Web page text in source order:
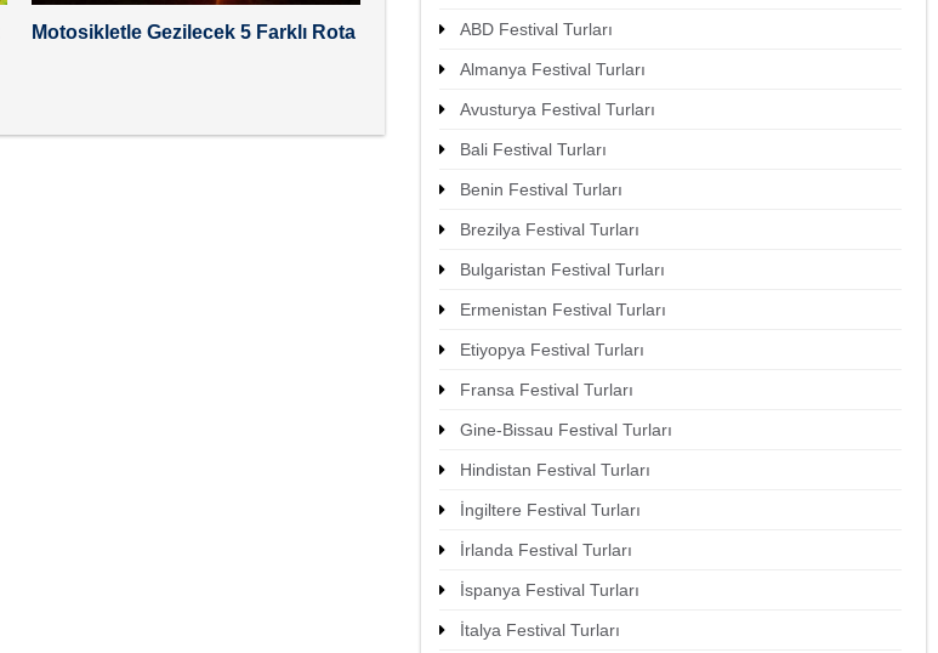
Motosikletle Gezilecek 5 Farklı Rota
Kıbrıs’a Gitmeden Önce Bilmeniz
ABD Festival Turları
Almanya Festival Turları
Avusturya Festival Turları
Bali Festival Turları
Benin Festival Turları
Brezilya Festival Turları
Bulgaristan Festival Turları
Ermenistan Festival Turları
Etiyopya Festival Turları
Fransa Festival Turları
Gine-Bissau Festival Turları
Hindistan Festival Turları
İngiltere Festival Turları
İrlanda Festival Turları
İspanya Festival Turları
İtalya Festival Turları